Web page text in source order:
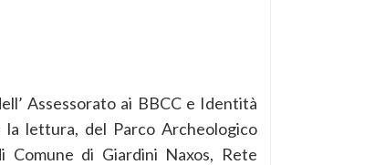
Assessorato ai BBCC e Identità
lettura, del Parco Archeologico
Comune di Giardini Naxos, Rete